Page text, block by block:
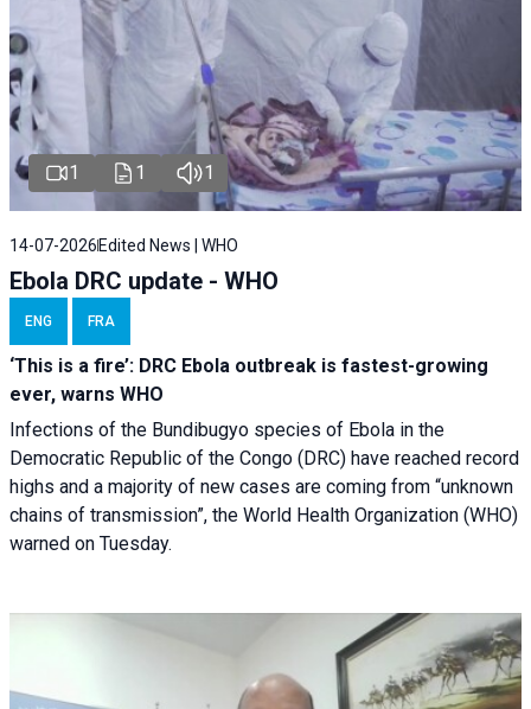
1 1 1
14-07-2026 Edited News | WHO
Ebola DRC update - WHO
ENG FRA
‘This is a fire’: DRC Ebola outbreak is fastest-growing
ever, warns WHO
Infections of the Bundibugyo species of Ebola in the
Democratic Republic of the Congo (DRC) have reached record
highs and a majority of new cases are coming from “unknown
chains of transmission”, the World Health Organization (WHO)
warned on Tuesday.